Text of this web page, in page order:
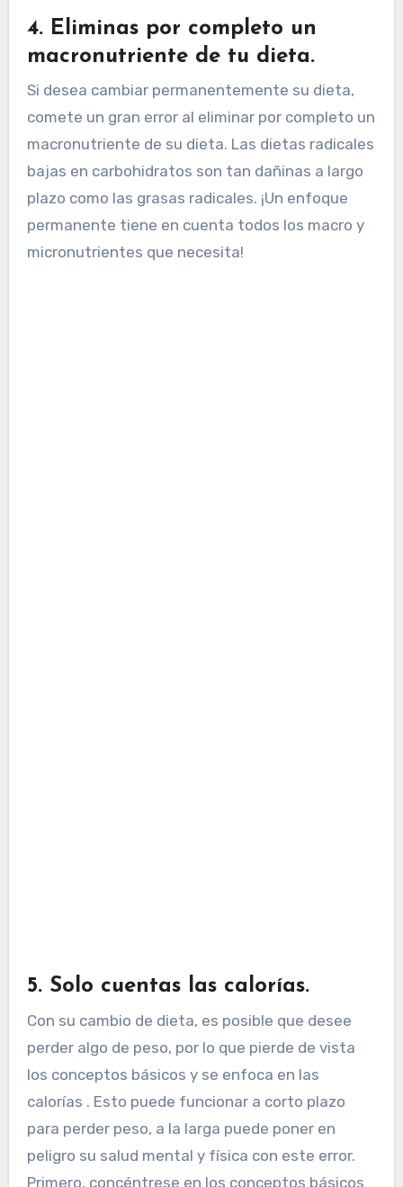
4. Eliminas por completo un
macronutriente de tu dieta.
Si desea cambiar permanentemente su dieta,
comete un gran error al eliminar por completo un
macronutriente de su dieta. Las dietas radicales
bajas en carbohidratos son tan dañinas a largo
plazo como las grasas radicales. ¡Un enfoque
permanente tiene en cuenta todos los macro y
micronutrientes que necesita!
5. Solo cuentas las calorías.
Con su cambio de dieta, es posible que desee
perder algo de peso, por lo que pierde de vista
los conceptos básicos y se enfoca en las
calorías . Esto puede funcionar a corto plazo
para perder peso, a la larga puede poner en
peligro su salud mental y física con este error.
Primero, concéntrese en los conceptos básicos